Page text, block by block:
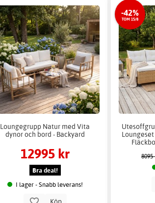
Loungegrupp Natur med Vita
dynor och bord - Backyard
12995 kr
Bra deal!
I lager - Snabb leverans!
-42%
TOM 15/8
8095